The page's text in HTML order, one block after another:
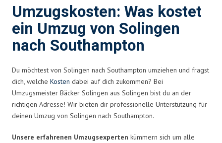
Umzugskosten: Was kostet
ein Umzug von Solingen
nach Southampton
Du möchtest von Solingen nach Southampton umziehen und fragst
dich, welche Kosten dabei auf dich zukommen? Bei
Umzugsmeister Bäcker Solingen aus Solingen bist du an der
richtigen Adresse! Wir bieten dir professionelle Unterstützung für
deinen Umzug von Solingen nach Southampton.
Unsere erfahrenen Umzugsexperten kümmern sich um alle